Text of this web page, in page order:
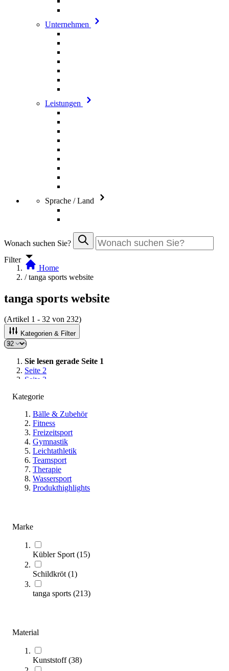
Unternehmen
Leistungen
Sprache / Land
Wonach suchen Sie?
Filter
Kategorie
Bälle & Zubehör
Fitness
Freizeitsport
Gymnastik
Leichtathletik
Teamsport
Therapie
Wassersport
Produkthighlights
Marke
Kübler Sport (15)
Schildkröt (1)
tanga sports (213)
Material
Kunststoff(38)
Home
/ tanga sports website
tanga sports website
(Artikel 1 - 32 von 232)
Kategorien & Filter
Sie lesen gerade Seite 1
Seite 2
Seite 3
Seite 5
Sortieren nach
SALE
tanga sports® Stange für Übungshilfe, 100 cm
ab 5,11 €
Zum Produkt